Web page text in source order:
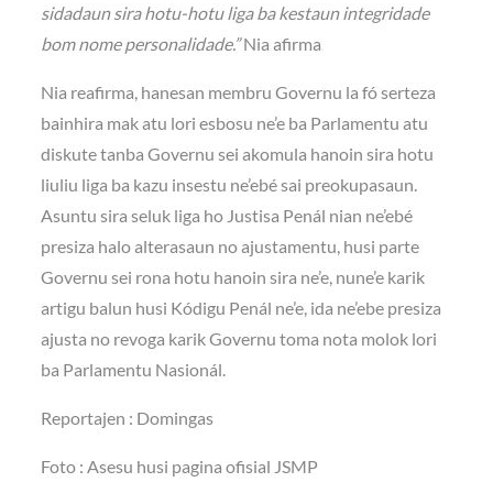
sidadaun sira hotu-hotu liga ba kestaun integridade
bom nome personalidade.”Nia afirma
Nia reafirma, hanesan membru Governu la fó serteza
bainhira mak atu lori esbosu ne’e ba Parlamentu atu
diskute tanba Governu sei akomula hanoin sira hotu
liuliu liga ba kazu insestu ne’ebé sai preokupasaun.
Asuntu sira seluk liga ho Justisa Penál nian ne’ebé
presiza halo alterasaun no ajustamentu, husi parte
Governu sei rona hotu hanoin sira ne’e, nune’e karik
artigu balun husi Kódigu Penál ne’e, ida ne’ebe presiza
ajusta no revoga karik Governu toma nota molok lori
ba Parlamentu Nasionál.
Reportajen : Domingas
Foto : Asesu husi pagina ofisial JSMP